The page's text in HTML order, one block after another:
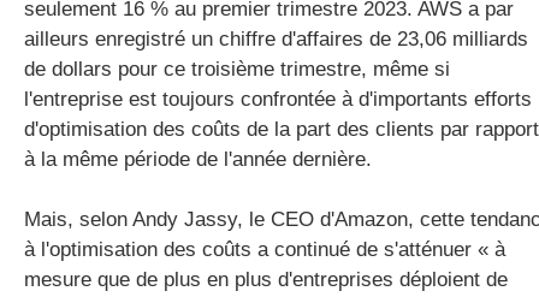
seulement 16 % au premier trimestre 2023. AWS a par
ailleurs enregistré un chiffre d'affaires de 23,06 milliards
de dollars pour ce troisième trimestre, même si
l'entreprise est toujours confrontée à d'importants efforts
d'optimisation des coûts de la part des clients par rapport
à la même période de l'année dernière.
Mais, selon Andy Jassy, le CEO d'Amazon, cette
à l'optimisation des coûts a continué de s'atténuer « à
mesure que de plus en plus d'entreprises déploient de